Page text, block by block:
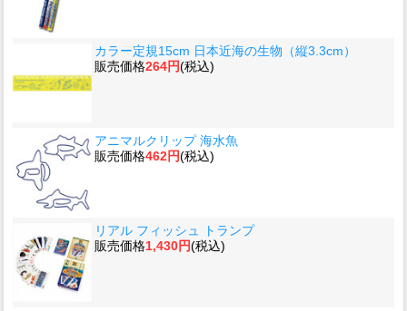
カラー定規15cm 日本近海の生物（縦3.3cm）
販売価格264円(税込)
アニマルクリップ 海水魚
販売価格462円(税込)
リアル フィッシュ トランプ
販売価格1,430円(税込)